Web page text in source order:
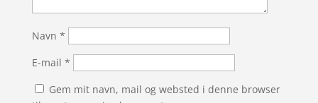
Navn *
E-mail *
Gem mit navn, mail og websted i denne browser